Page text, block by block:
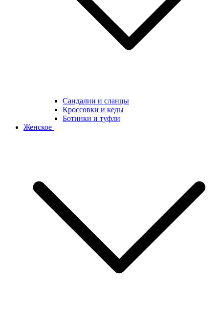
Сандалии и сланцы
Кроссовки и кеды
Ботинки и туфли
Женское